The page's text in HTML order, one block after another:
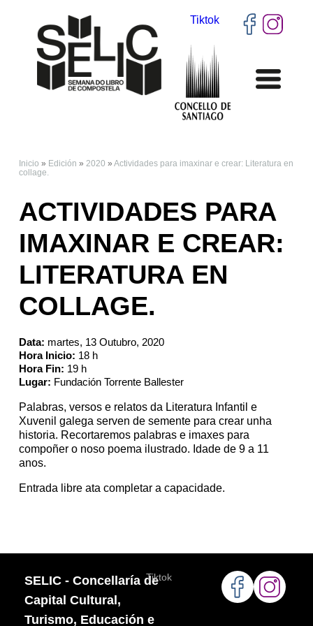
Tiktok
VOSTEDE ESTÁ AQUÍ
Inicio » Edición »2020 »Actividades para imaxinar e crear: Literatura en
collage.
ACTIVIDADES PARA
IMAXINAR E CREAR:
LITERATURA EN
COLLAGE.
Data: martes, 13 Outubro, 2020
Hora Inicio: 18 h
Hora Fin: 19 h
Lugar: Fundación Torrente Ballester
Palabras, versos e relatos da Literatura Infantil e
Xuvenil galega serven de semente para crear unha
historia. Recortaremos palabras e imaxes para
compoñer o noso poema ilustrado. Idade de 9 a 11
anos.
Entrada libre ata completar a capacidade.
SELIC - Concellaría de
Capital Cultural,
Turismo, Educación e
Tiktok